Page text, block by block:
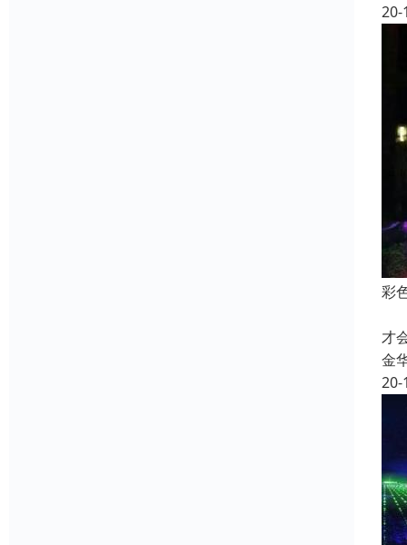
20-
彩
才
金
20-